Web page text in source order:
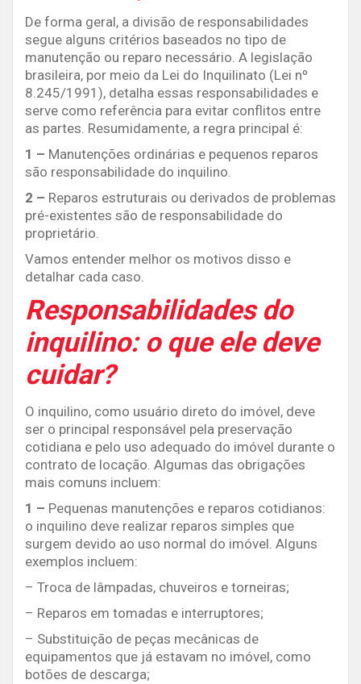
De forma geral, a divisão de responsabilidades
segue alguns critérios baseados no tipo de
manutenção ou reparo necessário. A legislação
brasileira, por meio da Lei do Inquilinato (Lei nº
8.245/1991), detalha essas responsabilidades e
serve como referência para evitar conflitos entre
as partes. Resumidamente, a regra principal é:
1 – Manutenções ordinárias e pequenos reparos
são responsabilidade do inquilino.
2 – Reparos estruturais ou derivados de problemas
pré-existentes são de responsabilidade do
proprietário.
Vamos entender melhor os motivos disso e
detalhar cada caso.
Responsabilidades do
inquilino: o que ele deve
cuidar?
O inquilino, como usuário direto do imóvel, deve
ser o principal responsável pela preservação
cotidiana e pelo uso adequado do imóvel durante o
contrato de locação. Algumas das obrigações
mais comuns incluem:
1 – Pequenas manutenções e reparos cotidianos:
o inquilino deve realizar reparos simples que
surgem devido ao uso normal do imóvel. Alguns
exemplos incluem:
– Troca de lâmpadas, chuveiros e torneiras;
– Reparos em tomadas e interruptores;
– Substituição de peças mecânicas de
equipamentos que já estavam no imóvel, como
botões de descarga;